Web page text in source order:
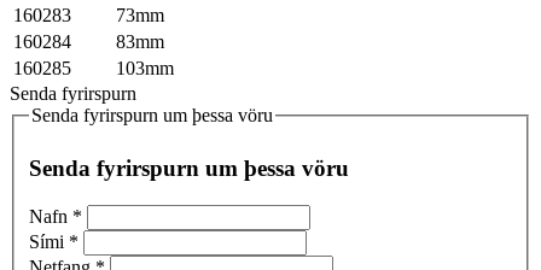
160283
73mm
160284
83mm
160285
103mm
Senda fyrirspurn
Senda fyrirspurn um þessa vöru
Senda fyrirspurn um þessa vöru
Nafn *
Sími *